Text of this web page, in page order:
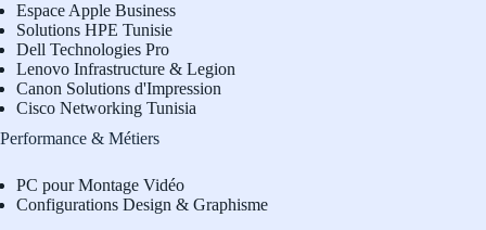
Espace Apple Business
Solutions HPE Tunisie
Dell Technologies Pro
Lenovo Infrastructure & Legion
Canon Solutions d'Impression
Cisco Networking Tunisia
Performance & Métiers
PC pour Montage Vidéo
Configurations Design & Graphisme